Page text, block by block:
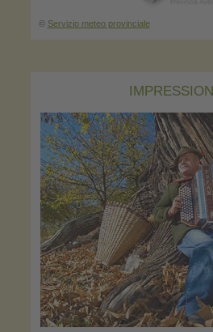
© Servizio meteo provinciale
IMPRESSIONI